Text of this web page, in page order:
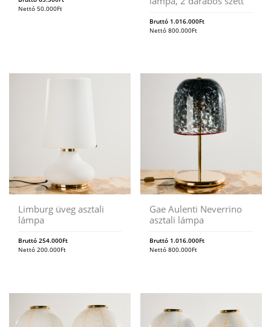
Nettó 50.000Ft
Bruttó 1.016.000Ft
Nettó800.000Ft
Limburg üveg asztali
lámpa
Bruttó 254.000Ft
Nettó 200.000Ft
Gae Aulenti Neverrino
asztali lámpa
Bruttó 1.016.000Ft
Nettó800.000Ft